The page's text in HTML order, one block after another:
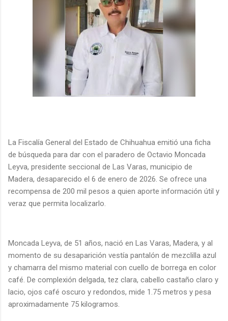
La Fiscalía General del Estado de Chihuahua emitió una ficha
de búsqueda para dar con el paradero de Octavio Moncada
Leyva, presidente seccional de Las Varas, municipio de
Madera, desaparecido el 6 de enero de 2026. Se ofrece una
recompensa de 200 mil pesos a quien aporte información útil y
veraz que permita localizarlo.
Moncada Leyva, de 51 años, nació en Las Varas, Madera, y al
momento de su desaparición vestía pantalón de mezclilla azul
y chamarra del mismo material con cuello de borrega en color
café. De complexión delgada, tez clara, cabello castaño claro y
lacio, ojos café oscuro y redondos, mide 1.75 metros y pesa
aproximadamente 75 kilogramos.